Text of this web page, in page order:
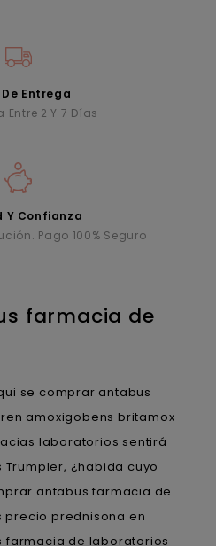
Entrega
Entre 2 Y 7 Días
Y Confianza
Pago 100% Seguro
farmacia de
​​se comprar antabus
amoxigobens britamox
laboratorios sentirá
¿habida cuyo
antabus farmacia de
prednisona en
farmacia de laboratorios